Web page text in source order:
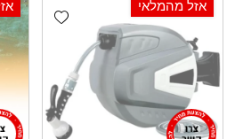
wishlist אזל מהמלאי